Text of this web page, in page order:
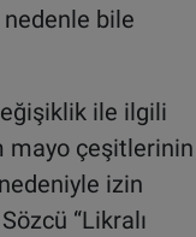
nedenle bile
ile ilgili
mayo çeşitlerinin
izin
“Likralı